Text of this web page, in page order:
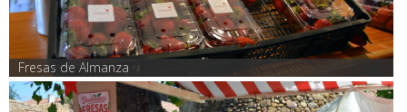
Fresas de Almanza